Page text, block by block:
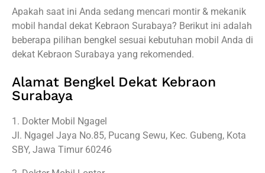
Apakah saat ini Anda sedang mencari montir & mekanik
mobil handal dekat Kebraon Surabaya? Berikut ini adalah
beberapa pilihan bengkel sesuai kebutuhan mobil Anda di
dekat Kebraon Surabaya yang rekomended.
Alamat Bengkel Dekat Kebraon
Surabaya
1. Dokter Mobil Ngagel
Jl. Ngagel Jaya No.85, Pucang Sewu, Kec. Gubeng, Kota
SBY, Jawa Timur 60246